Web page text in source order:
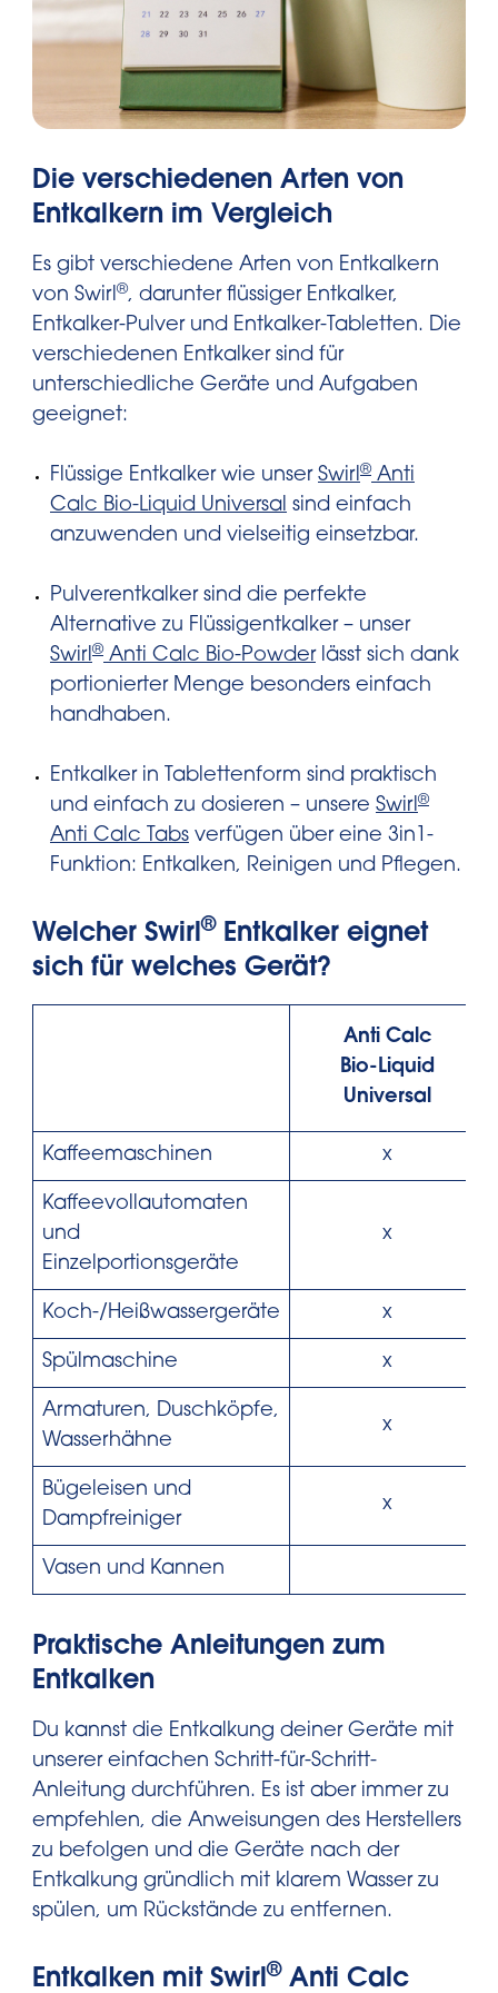
Die verschiedenen Arten von
Entkalkern im Vergleich
Es gibt verschiedene Arten von Entkalkern
von Swirl®, darunter flüssiger Entkalker,
Entkalker-Pulver und Entkalker-Tabletten. Die
verschiedenen Entkalker sind für
unterschiedliche Geräte und Aufgaben
geeignet:
Flüssige Entkalker wie unser Swirl®Anti
Calc Bio-Liquid Universal sind einfach
anzuwenden und vielseitig einsetzbar.
Pulverentkalker sind die perfekte
Alternative zu Flüssigentkalker – unser
Swirl®Anti Calc Bio-Powderlässt sich dank
portionierter Menge besonders einfach
handhaben.
Entkalker in Tablettenform sind praktisch
und einfach zu dosieren – unsere Swirl®
Anti Calc Tabs verfügen über eine 3in1-
Funktion: Entkalken, Reinigen und Pflegen.
Welcher Swirl®Entkalker eignet
sich für welches Gerät?
Anti Calc
Bio-Liquid
Universal
Kaffeemaschinen x
Kaffeevollautomaten
und
Einzelportionsgeräte
x
Koch-/Heißwassergeräte x
Spülmaschine x
Armaturen, Duschköpfe,
Wasserhähne
x
Bügeleisen und
Dampfreiniger
x
Vasen und Kannen
Praktische Anleitungen zum
Entkalken
Du kannst die Entkalkung deiner Geräte mit
unserer einfachen Schritt-für-Schritt-
Anleitung durchführen. Es ist aber immer zu
empfehlen, die Anweisungen des Herstellers
zu befolgen und die Geräte nach der
Entkalkung gründlich mit klarem Wasser zu
spülen, um Rückstände zu entfernen.
Entkalken mit Swirl®Anti Calc